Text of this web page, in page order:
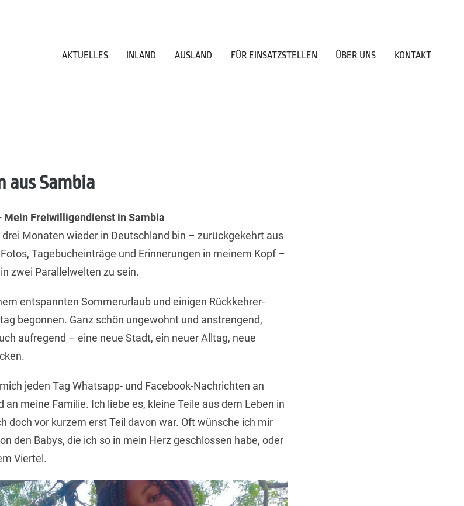
AKTUELLES INLAND AUSLAND FÜR EINSATZSTELLEN ÜBER UNS KONTAKT
aus Sambia
Mein Freiwilligendienst in Sambia
Monaten wieder in Deutschland bin – zurückgekehrt aus
Tagebucheinträge und Erinnerungen in meinem Kopf –
zwei Parallelwelten zu sein.
entspannten Sommerurlaub und einigen Rückkehrer-
begonnen. Ganz schön ungewohnt und anstrengend,
aufregend – eine neue Stadt, ein neuer Alltag, neue
jeden Tag Whatsapp- und Facebook-Nachrichten an
meine Familie. Ich liebe es, kleine Teile aus dem Leben in
doch vor kurzem erst Teil davon war. Oft wünsche ich mir
den Babys, die ich so in mein Herz geschlossen habe, oder
Viertel.